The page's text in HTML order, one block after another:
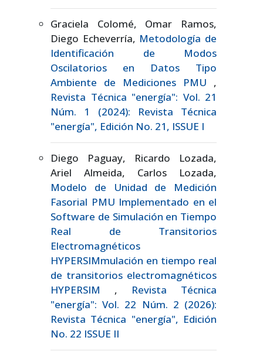
Graciela Colomé, Omar Ramos,
Diego Echeverría, Metodología de
Identificación de Modos
Oscilatorios en Datos Tipo
Ambiente de Mediciones PMU ,
Revista Técnica "energía": Vol. 21
Núm. 1 (2024): Revista Técnica
"energía", Edición No. 21, ISSUE I
Diego Paguay, Ricardo Lozada,
Ariel Almeida, Carlos Lozada,
Modelo de Unidad de Medición
Fasorial PMU Implementado en el
Software de Simulación en Tiempo
Real de Transitorios
Electromagnéticos
HYPERSIMmulación en tiempo real
de transitorios electromagnéticos
HYPERSIM , Revista Técnica
"energía": Vol. 22 Núm. 2 (2026):
Revista Técnica "energía", Edición
No. 22 ISSUE II